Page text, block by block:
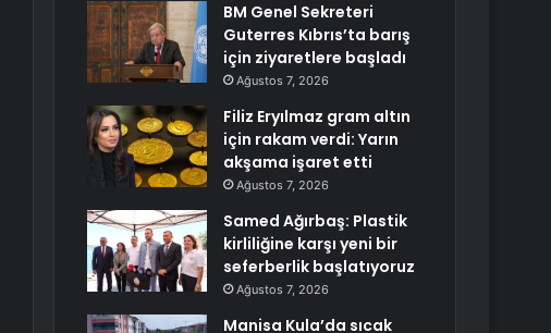
BM Genel Sekreteri
Guterres Kıbrıs’ta barış
için ziyaretlere başladı
Ağustos 7, 2026
Filiz Eryılmaz gram altın
için rakam verdi: Yarın
akşama işaret etti
Ağustos 7, 2026
Samed Ağırbaş: Plastik
kirliliğine karşı yeni bir
seferberlik başlatıyoruz
Ağustos 7, 2026
Manisa Kula’da sıcak